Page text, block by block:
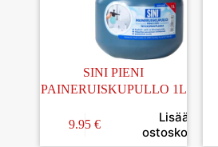
SINI PIENI
PAINERUISKUPULLO 1L
9.95 €
Lisää
ostoskoriin